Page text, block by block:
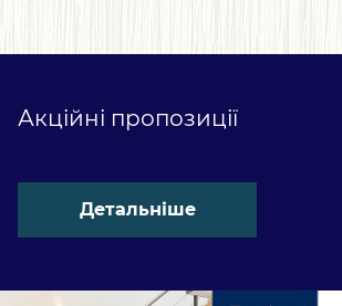
Акційні пропозиції
Детальніше